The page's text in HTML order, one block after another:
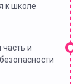
к школе
и